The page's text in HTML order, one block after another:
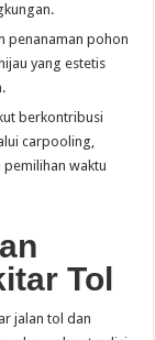
penanaman pohon
yang estetis
berkontribusi
carpooling,
waktu
Tol
jalan tol dan